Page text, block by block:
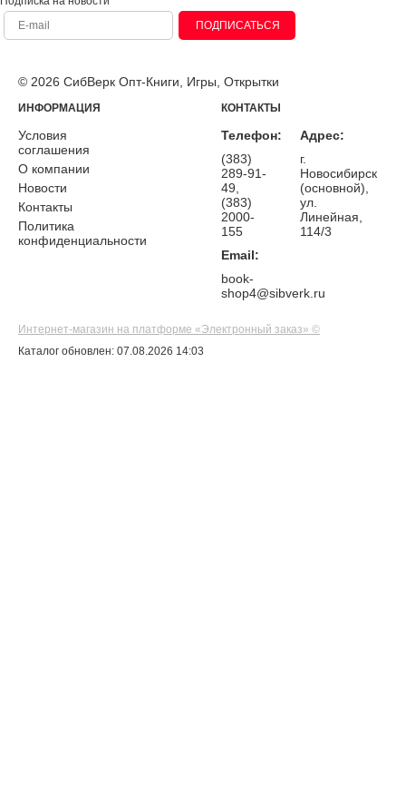
ПОДПИСАТЬСЯ
© 2026 СибВерк Опт-Книги, Игры, Открытки
ИНФОРМАЦИЯ
Условия
соглашения
О компании
Новости
Контакты
Политика
конфиденциальности
КОНТАКТЫ
Телефон:
(383)
289-91-
49,
(383)
2000-
155
Email:
book-
shop4@sibverk.ru
Адрес:
г.
Новосибирск
(основной),
ул.
Линейная,
114/3
Интернет-магазин на платформе «Электронный заказ» ©
Каталог обновлен: 07.08.2026 14:03